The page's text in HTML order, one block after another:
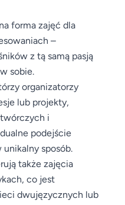
forma zajęć dla
–
z tą samą pasją
sobie.
organizatorzy
lub projekty,
i
podejście
sposób.
także zajęcia
co jest
dwujęzycznych lub